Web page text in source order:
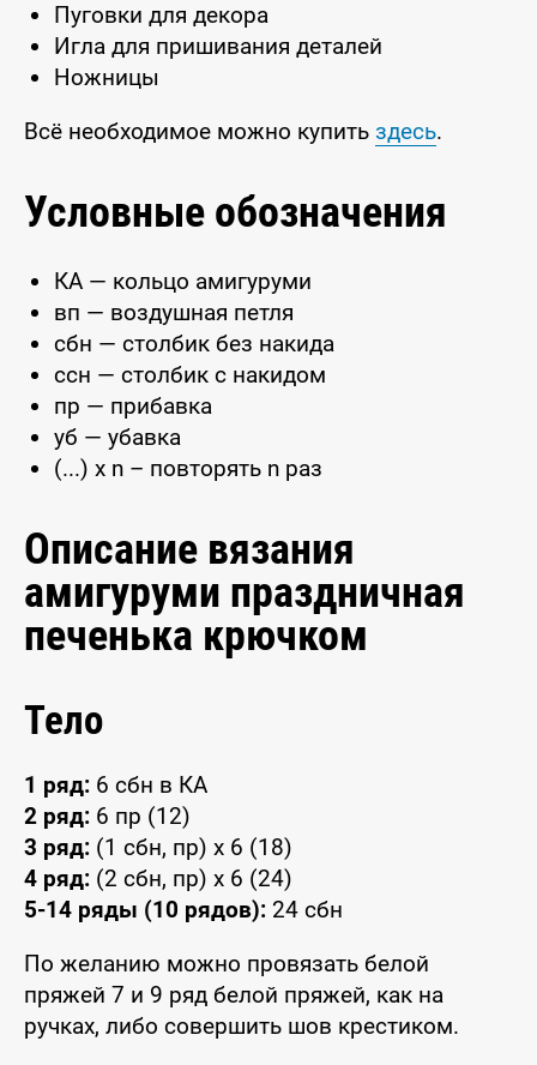
Пуговки для декора
Игла для пришивания деталей
Ножницы
Всё необходимое можно купить здесь.
Условные обозначения
КА — кольцо амигуруми
вп — воздушная петля
сбн — столбик без накида
ссн — столбик с накидом
пр — прибавка
уб — убавка
(...) x n – повторять n раз
Описание вязания
амигуруми праздничная
печенька крючком
Тело
1 ряд: 6 сбн в КА
2 ряд: 6 пр (12)
3 ряд: (1 сбн, пр) x 6 (18)
4 ряд: (2 сбн, пр) x 6 (24)
5-14 ряды (10 рядов): 24 сбн
По желанию можно провязать белой
пряжей 7 и 9 ряд белой пряжей, как на
ручках, либо совершить шов крестиком.